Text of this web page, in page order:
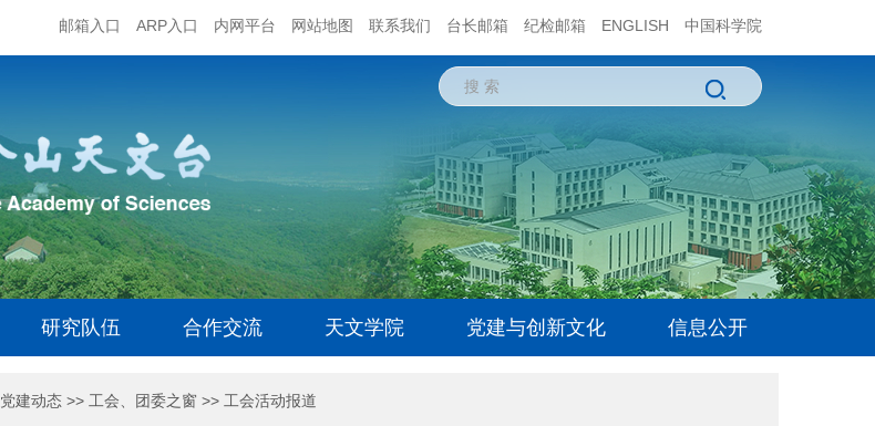
邮箱入口 ARP入口 内网平台 网站地图 联系我们 台长邮箱 纪检邮箱 ENGLISH 中国科学院
研究队伍 合作交流 天文学院 党建与创新文化 信息公开
党建动态>> 工会、团委之窗 >> 工会活动报道